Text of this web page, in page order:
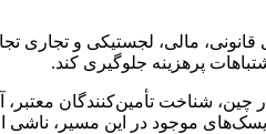
مالی، لجستیکی و تجاری
پرهزینه جلوگیری کند.
چین، شناخت تأمین‌کنندگان
موجود در این مسیر، ناشی